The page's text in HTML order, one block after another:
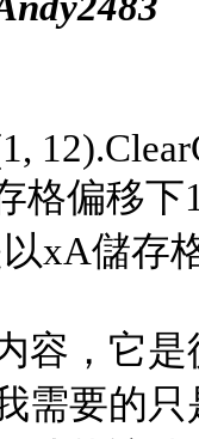
格偏移下
xA儲存
容，它是
需要的